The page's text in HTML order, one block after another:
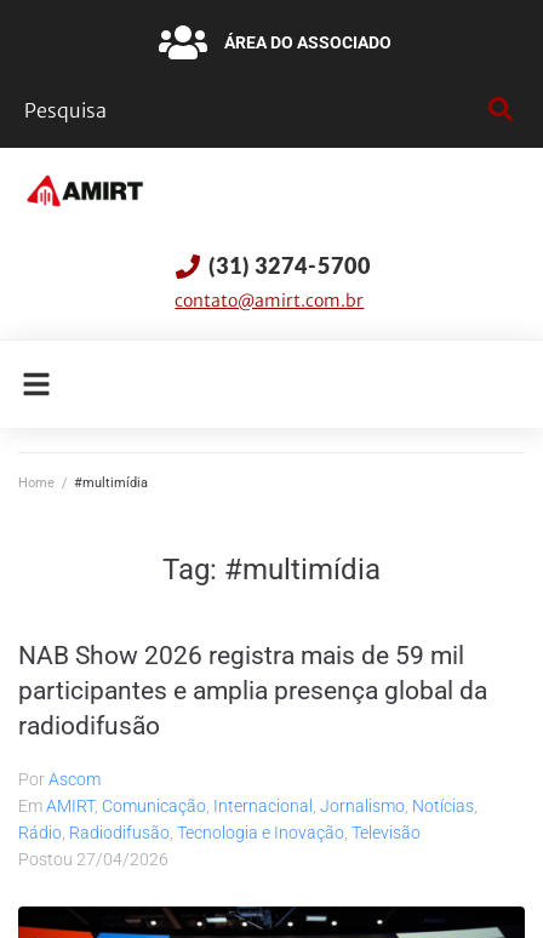
ÁREA DO ASSOCIADO
(31) 3274-5700
contato@amirt.com.br
Home / #multimídia
Tag: #multimídia
NAB Show 2026 registra mais de 59 mil
participantes e amplia presença global da
radiodifusão
PorAscom
EmAMIRT, Comunicação Internacional Jornalismo Notícias
Rádio Radiodifusão Tecnologia e Inovação Televisão
Postou 27/04/2026